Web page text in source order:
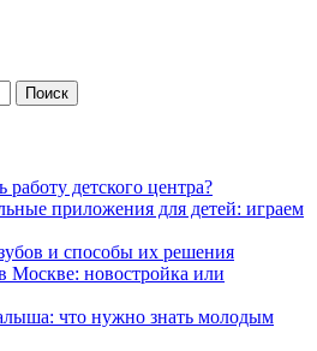
детского центра?
приложения для детей: играем
и способы их решения
Москве: новостройка или
что нужно знать молодым